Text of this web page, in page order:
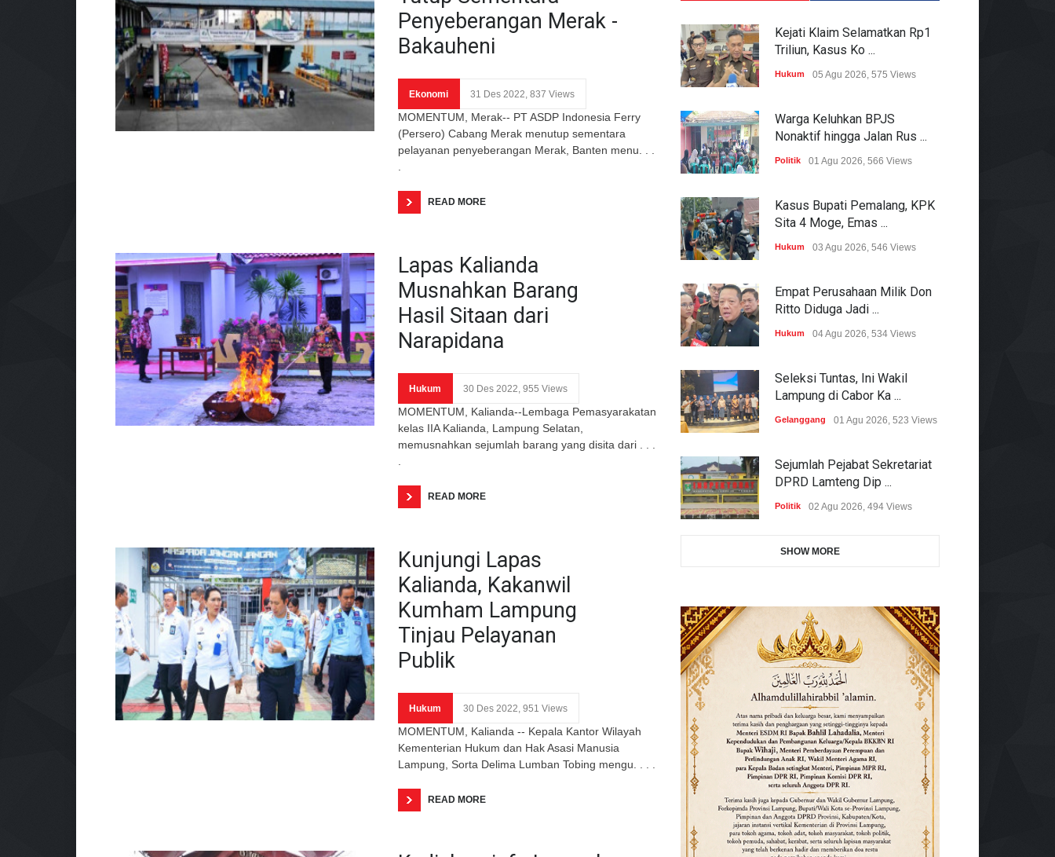
Penyeberangan Merak -
Bakauheni
Ekonomi 31 Des 2022, 837 Views
MOMENTUM, Merak-- PT ASDP Indonesia Ferry
(Persero) Cabang Merak menutup sementara
pelayanan penyeberangan Merak, Banten menu. . .
READ MORE
Lapas Kalianda
Musnahkan Barang
Hasil Sitaan dari
Narapidana
Hukum 30 Des 2022, 955 Views
MOMENTUM, Kalianda--Lembaga Pemasyarakatan
kelas IIA Kalianda, Lampung Selatan,
memusnahkan sejumlah barang yang disita dari . . .
READ MORE
Kunjungi Lapas
Kalianda, Kakanwil
Kumham Lampung
Tinjau Pelayanan
Publik
Hukum 30 Des 2022, 951 Views
MOMENTUM, Kalianda -- Kepala Kantor Wilayah
Kementerian Hukum dan Hak Asasi Manusia
Lampung, Sorta Delima Lumban Tobing mengu. . . .
READ MORE
Kejati Klaim Selamatkan Rp1
Triliun, Kasus Ko ...
Hukum 05 Agu 2026, 575 Views
Warga Keluhkan BPJS
Nonaktif hingga Jalan Rus ...
Politik 01 Agu 2026, 566 Views
Kasus Bupati Pemalang, KPK
Sita 4 Moge, Emas ...
Hukum 03 Agu 2026, 546 Views
Empat Perusahaan Milik Don
Ritto Diduga Jadi ...
Hukum 04 Agu 2026, 534 Views
Seleksi Tuntas, Ini Wakil
Lampung di Cabor Ka ...
Gelanggang 01 Agu 2026, 523 Views
Sejumlah Pejabat Sekretariat
DPRD Lamteng Dip ...
Politik 02 Agu 2026, 494 Views
SHOW MORE